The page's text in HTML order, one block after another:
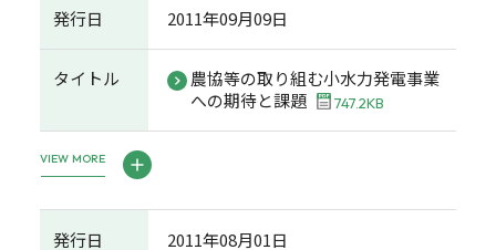
発行日 2011年09月09日
タイトル
農協等の取り組む小水力発電事業
への期待と課題
747.2KB
VIEW MORE
発行日 2011年08月01日